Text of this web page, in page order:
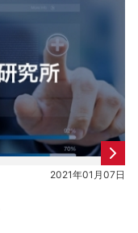
2021年01月07日